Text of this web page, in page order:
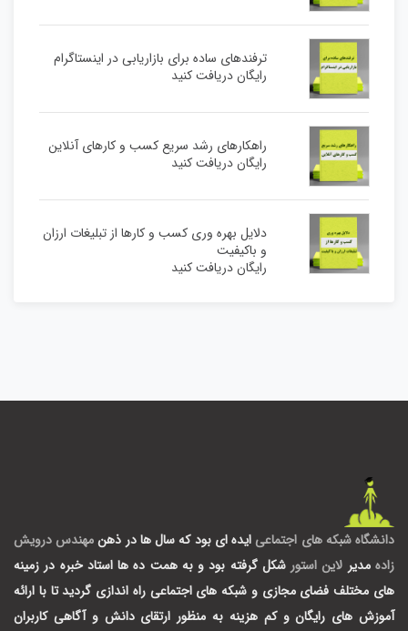
ترفندهای ساده برای بازاریابی در اینستاگرام
رایگان دریافت کنید
راهکارهای رشد سریع کسب و کارهای آنلاین
رایگان دریافت کنید
دلایل بهره وری کسب و کارها از تبلیغات ارزان
و باکیفیت
رایگان دریافت کنید
دانشگاه شبکه های اجتماعی ایده ای بود که سال ها در ذهنمهندس درویش
زاده مدیر لاین استور شکل گرفته بود و به همت ده ها استاد خبره در زمینه
های مختلف فضای مجازی و شبکه های اجتماعی راه اندازی گردید تا با ارائه
آموزش های رایگان و کم هزینه به منظور ارتقای دانش و آگاهی کاربران